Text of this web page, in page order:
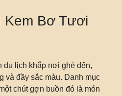
Kem Bơ Tươi
lịch khắp nơi ghé đến,
và đầy sắc màu. Danh mục
chút gợn buồn đó là món